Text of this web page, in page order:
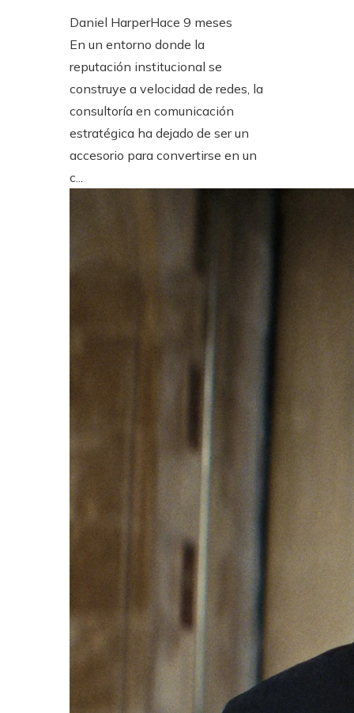
Daniel HarperHace 9 meses
En un entorno donde la
reputación institucional se
construye a velocidad de redes, la
consultoría en comunicación
estratégica ha dejado de ser un
accesorio para convertirse en un
c...